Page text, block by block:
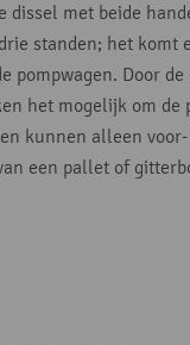
dissel met beide
standen; het
pompwagen. Door
het mogelijk om
kunnen alleen
een pallet of